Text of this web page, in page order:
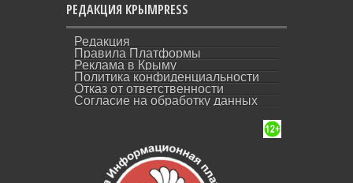
РЕДАКЦИЯ КРЫМPRESS
Редакция
Правила Платформы
Реклама в Крыму
Политика конфиденциальности
Отказ от ответственности
Согласие на обработку данных